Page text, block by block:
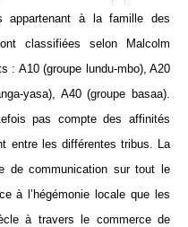
appartenant à la famille des
classifiées selon Malcolm
: A10 (groupe lundu-mbo), A20
yasa), A40 (groupe basaa).
pas compte des affinités
entre les différentes tribus. La
de communication sur tout le
à l’hégémonie locale que les
à travers le commerce de